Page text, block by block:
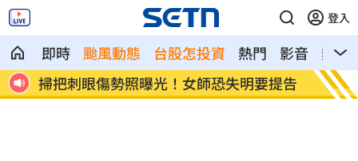
登入
即時 颱風動態 台股怎投資 熱門 影音
熱搜
掃把刺眼傷勢照曝光！女師恐失明要提告
新北
性